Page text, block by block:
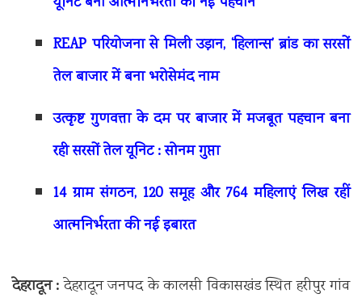
REAP परियोजना से मिली उड़ान, ‘हिलान्स’ ब्रांड का सरसों
तेल बाजार में बना भरोसेमंद नाम
उत्कृष्ट गुणवत्ता के दम पर बाजार में मजबूत पहचान बना
रही सरसों तेल यूनिट : सोनम गुप्ता
14 ग्राम संगठन, 120 समूह और 764 महिलाएं लिख रहीं
आत्मनिर्भरता की नई इबारत
देहरादून :देहरादून जनपद के कालसी विकासखंड स्थित हरीपुर गांव